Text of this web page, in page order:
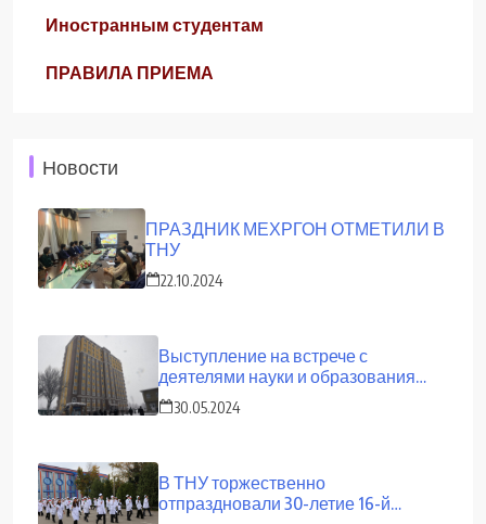
Иностранным студентам
ПРАВИЛА ПРИЕМА
Новости
ПРАЗДНИК МЕХРГОН ОТМЕТИЛИ В
ТНУ
22.10.2024
Выступление на встрече с
деятелями науки и образования
страны
30.05.2024
В ТНУ торжественно
отпраздновали 30-летие 16-й